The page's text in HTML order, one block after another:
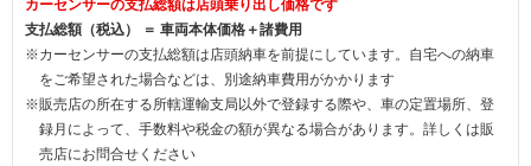
カーセンサーの支払総額は店頭乗り出し価格です
支払総額（税込） ＝ 車両本体価格＋諸費用
※カーセンサーの支払総額は店頭納車を前提にしています。自宅への納車
をご希望された場合などは、別途納車費用がかかります
※販売店の所在する所轄運輸支局以外で登録する際や、車の定置場所、登
録月によって、手数料や税金の額が異なる場合があります。詳しくは販
売店にお問合せください